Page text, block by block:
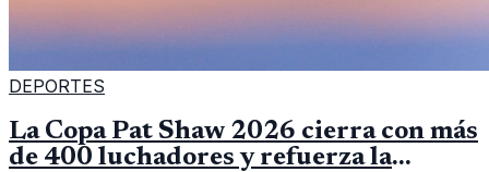
DEPORTES
La Copa Pat Shaw 2026 cierra con más
de 400 luchadores y refuerza la